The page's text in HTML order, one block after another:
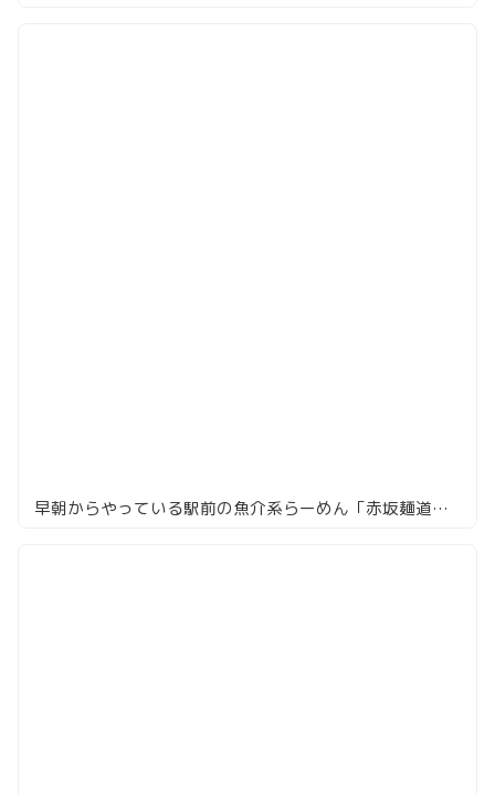
早朝からやっている駅前の魚介系らーめん「赤坂麺道 いってつ」